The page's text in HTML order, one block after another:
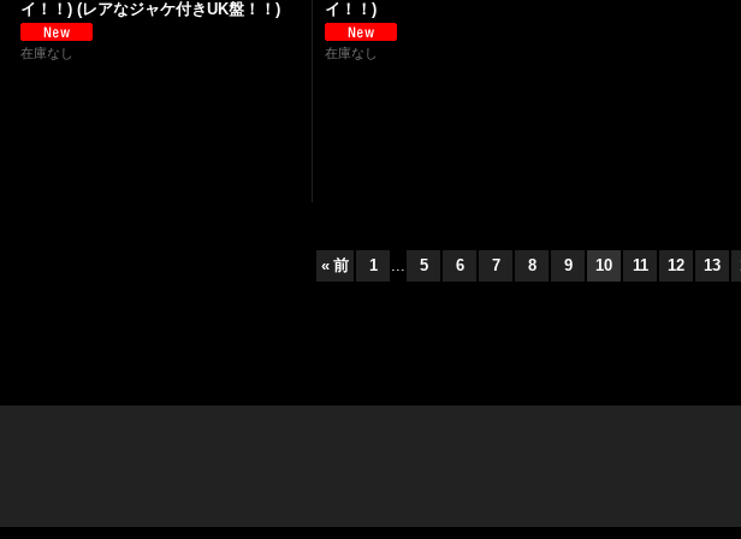
イ！！) (レアなジャケ付きUK盤！！)
在庫なし
イ！！)
在庫なし
« 前 1 ... 5 6 7 8 9 10 11 12 13